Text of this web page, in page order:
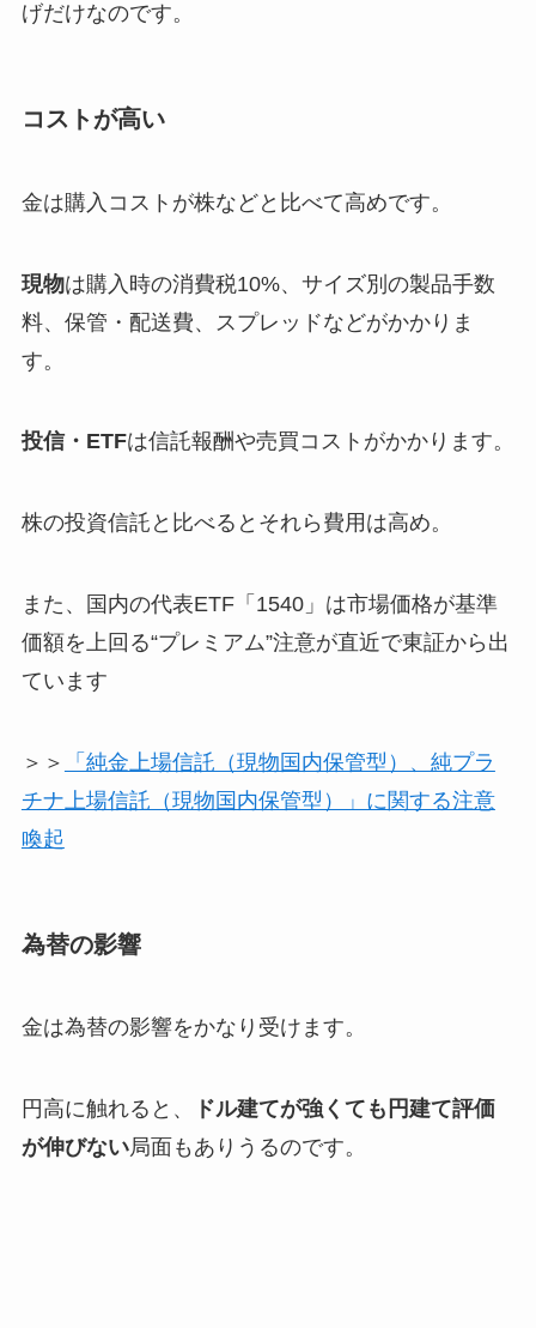
げだけなのです。
コストが高い
金は購入コストが株などと比べて高めです。
現物は購入時の消費税10%、サイズ別の製品手数
料、保管・配送費、スプレッドなどがかかりま
す。
投信・ETFは信託報酬や売買コストがかかります。
株の投資信託と比べるとそれら費用は高め。
また、国内の代表ETF「1540」は市場価格が基準
価額を上回る“プレミアム”注意が直近で東証から出
ています
＞＞
「純金上場信託（現物国内保管型）、純プラ
チナ上場信託（現物国内保管型）」に関する注意
喚起
為替の影響
金は為替の影響をかなり受けます。
円高に触れると、
ドル建てが強くても円建て評価
が伸びない局面もありうるのです。